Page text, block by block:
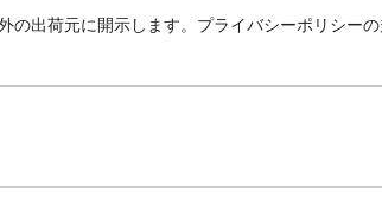
出荷元に開示します。プライバシーポリシーの